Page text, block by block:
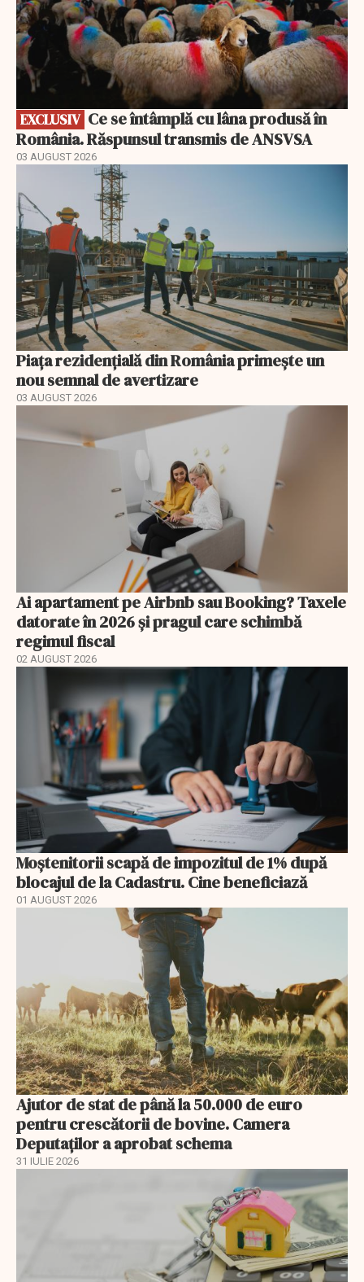
EXCLUSIV
România. Răspunsul transmis de ANSVSA
03 AUGUST 2026
Piața rezidențială din România primește un
nou semnal de avertizare
03 AUGUST 2026
Ai apartament pe Airbnb sau Booking? Taxele
datorate în 2026 și pragul care schimbă
regimul fiscal
02 AUGUST 2026
Moștenitorii scapă de impozitul de 1% după
blocajul de la Cadastru. Cine beneficiază
01 AUGUST 2026
Ajutor de stat de până la 50.000 de euro
pentru crescătorii de bovine. Camera
Deputaților a aprobat schema
31 IULIE 2026